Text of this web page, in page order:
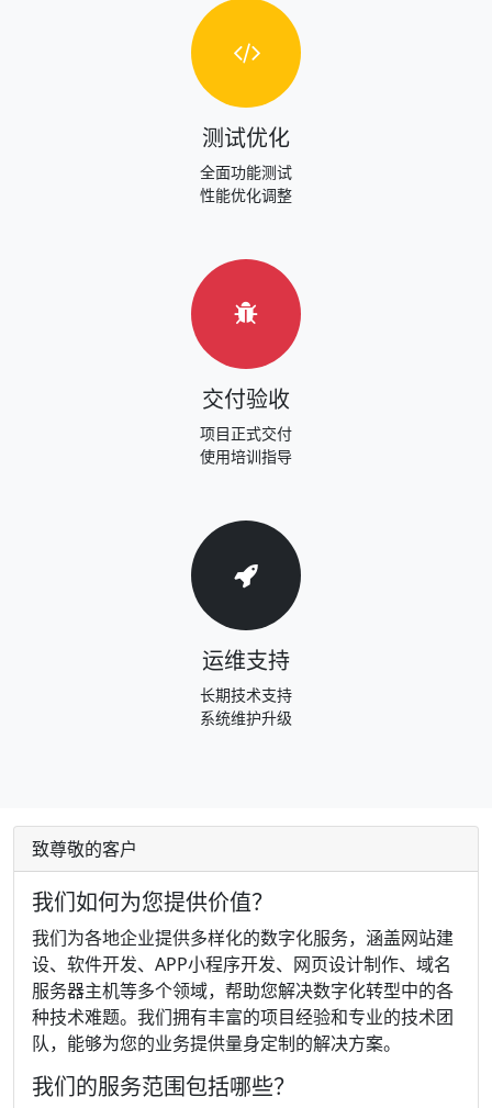
测试优化
全面功能测试
性能优化调整
交付验收
项目正式交付
使用培训指导
运维支持
长期技术支持
系统维护升级
致尊敬的客户
我们如何为您提供价值？
我们为各地企业提供多样化的数字化服务，涵盖网站建
设、软件开发、APP小程序开发、网页设计制作、域名
服务器主机等多个领域，帮助您解决数字化转型中的各
种技术难题。我们拥有丰富的项目经验和专业的技术团
队，能够为您的业务提供量身定制的解决方案。
我们的服务范围包括哪些？